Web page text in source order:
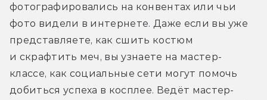
фотографировались на конвентах или чьи
фото видели в интернете. Даже если вы уже
представляете, как сшить костюм
и скрафтить меч, вы узнаете на мастер-
классе, как социальные сети могут помочь
добиться успеха в косплее. Ведёт мастер-